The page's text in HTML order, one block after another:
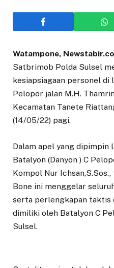
Watampone,
Satbrimob Polda Sulsel
kesiapsiagaan personel di
Pelopor jalan M.H.
Kecamatan Tanete
(14/05/22) pagi.
Dalam apel yang dipimpin
Batalyon (Danyon ) C
Kompol Nur
Bone ini menggelar
serta perlengkapan taktis
dimiliki oleh Batalyon C
Sulsel.